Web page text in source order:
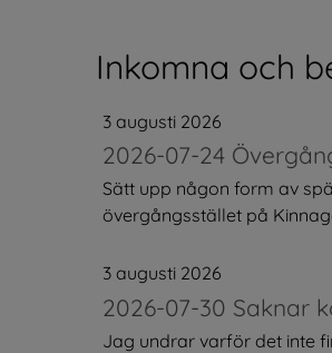
Inkomna och
3 augusti 2026
2026-07-24
Sätt upp någon form av
övergångsstället på
3 augusti 2026
2026-07-30 Saknar
Jag undrar varför det inte